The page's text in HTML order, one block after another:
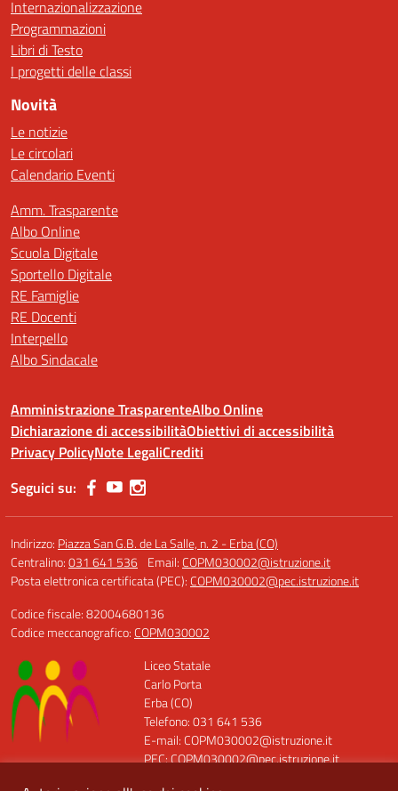
Internazionalizzazione
Programmazioni
Libri di Testo
I progetti delle classi
Novità
Le notizie
Le circolari
Calendario Eventi
Amm. Trasparente
Albo Online
Scuola Digitale
Sportello Digitale
RE Famiglie
RE Docenti
Interpello
Albo Sindacale
Amministrazione TrasparenteAlbo Online
Dichiarazione di accessibilitàObiettivi di accessibilità
Privacy PolicyNote LegaliCrediti
Seguici su:
Indirizzo: Piazza San G.B. de La Salle, n. 2 - Erba (CO)
Centralino:031 641 536 Email: COPM030002@istruzione.it
Posta elettronica certificata (PEC): COPM030002@pec.istruzione.it
Codice fiscale: 82004680136
Codice meccanografico: COPM030002
Liceo Statale
Carlo Porta
Erba (CO)
Telefono: 031 641 536
E-mail: COPM030002@istruzione.it
PEC: COPM030002@pec.istruzione.it